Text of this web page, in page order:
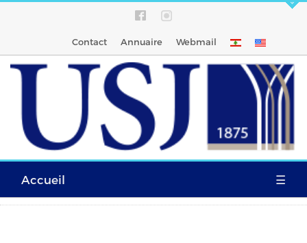
Contact Annuaire Webmail
Accueil ☰